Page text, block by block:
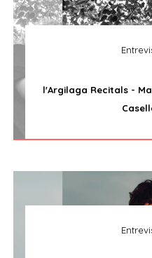
l'Argilaga Recitals -